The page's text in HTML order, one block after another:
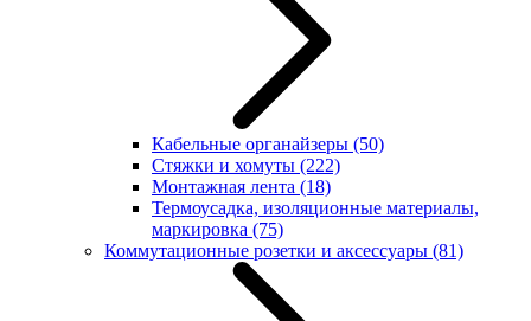
Кабельные органайзеры (50)
Стяжки и хомуты (222)
Монтажная лента (18)
Термоусадка, изоляционные материалы,
маркировка (75)
Коммутационные розетки и аксессуары (81)